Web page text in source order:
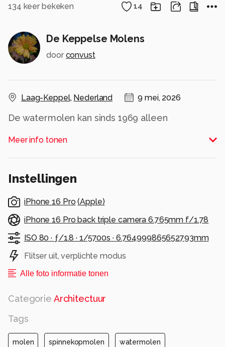
134 keer bekeken 14
De Keppelse Molens
door convust
Laag-Keppel, Nederland 9 mei, 2026
De watermolen kan sinds 1969 alleen
oorspronkelijk in Friesland stond. Op deze plek
staat al meer dan 600 jaar een watermolen.
‘jonge lepelaar’.
Alle rechten voorbehouden
Meer info tonen
Instellingen
iPhone 16 Pro (Apple)
iPhone 16 Pro back triple camera 6.765mm f/1.78
ISO 80 · ƒ/1.8 · 1/5700s · 6.764999865652793mm
Flitser uit, verplichte modus
Alle foto informatie tonen
Categorie Architectuur
Tags
molen spinnekopmolen watermolen